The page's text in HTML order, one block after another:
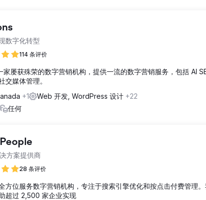
数字化转型
114 条评价
屡获殊荣的数字营销机构，提供一流的数字营销服务，包括 AI
交媒体管理。
+1 Web 开发, WordPress 设计 +22
任何
方案提供商
28 条评价
方位服务数字营销机构，专注于搜索引擎优化和按点击付费管理。
超过 2,500 家企业实现